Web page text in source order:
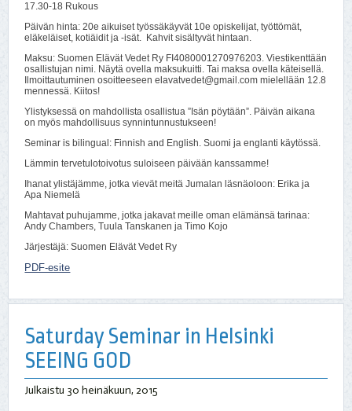
17.30-18 Rukous
Päivän hinta: 20e aikuiset työssäkäyvät 10e opiskelijat, työttömät,
eläkeläiset, kotiäidit ja -isät. Kahvit sisältyvät hintaan.
Maksu: Suomen Elävät Vedet Ry FI4080001270976203. Viestikenttään
osallistujan nimi. Näytä ovella maksukuitti. Tai maksa ovella käteisellä.
Ilmoittautuminen osoitteeseen elavatvedet@gmail.com mielellään 12.8
mennessä. Kiitos!
Ylistyksessä on mahdollista osallistua ”Isän pöytään”. Päivän aikana
on myös mahdollisuus synnintunnustukseen!
Seminar is bilingual: Finnish and English. Suomi ja englanti käytössä.
Lämmin tervetulotoivotus suloiseen päivään kanssamme!
Ihanat ylistäjämme, jotka vievät meitä Jumalan läsnäoloon: Erika ja
Apa Niemelä
Mahtavat puhujamme, jotka jakavat meille oman elämänsä tarinaa:
Andy Chambers, Tuula Tanskanen ja Timo Kojo
Järjestäjä: Suomen Elävät Vedet Ry
PDF-esite
Saturday Seminar in Helsinki
SEEING GOD
Julkaistu 30 heinäkuun, 2015